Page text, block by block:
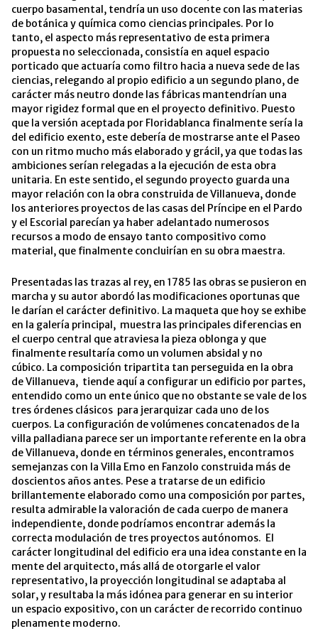
cuerpo basamental, tendría un uso docente con las materias
de botánica y química como ciencias principales. Por lo
tanto, el aspecto más representativo de esta primera
propuesta no seleccionada, consistía en aquel espacio
porticado que actuaría como filtro hacia a nueva sede de las
ciencias, relegando al propio edificio a un segundo plano, de
carácter más neutro donde las fábricas mantendrían una
mayor rigidez formal que en el proyecto definitivo. Puesto
que la versión aceptada por Floridablanca finalmente sería la
del edificio exento, este debería de mostrarse ante el Paseo
con un ritmo mucho más elaborado y grácil, ya que todas las
ambiciones serían relegadas a la ejecución de esta obra
unitaria. En este sentido, el segundo proyecto guarda una
mayor relación con la obra construida de Villanueva, donde
los anteriores proyectos de las casas del Príncipe en el Pardo
y el Escorial parecían ya haber adelantado numerosos
recursos a modo de ensayo tanto compositivo como
material, que finalmente concluirían en su obra maestra.
Presentadas las trazas al rey, en 1785 las obras se pusieron en
marcha y su autor abordó las modificaciones oportunas que
le darían el carácter definitivo. La maqueta que hoy se exhibe
en la galería principal, muestra las principales diferencias en
el cuerpo central que atraviesa la pieza oblonga y que
finalmente resultaría como un volumen absidal y no
cúbico. La composición tripartita tan perseguida en la obra
de Villanueva, tiende aquí a configurar un edificio por partes,
entendido como un ente único que no obstante se vale de los
tres órdenes clásicos para jerarquizar cada uno de los
cuerpos. La configuración de volúmenes concatenados de la
villa palladiana parece ser un importante referente en la obra
de Villanueva, donde en términos generales, encontramos
semejanzas con la Villa Emo en Fanzolo construida más de
doscientos años antes. Pese a tratarse de un edificio
brillantemente elaborado como una composición por partes,
resulta admirable la valoración de cada cuerpo de manera
independiente, donde podríamos encontrar además la
correcta modulación de tres proyectos autónomos. El
carácter longitudinal del edificio era una idea constante en la
mente del arquitecto, más allá de otorgarle el valor
representativo, la proyección longitudinal se adaptaba al
solar, y resultaba la más idónea para generar en su interior
un espacio expositivo, con un carácter de recorrido continuo
plenamente moderno.